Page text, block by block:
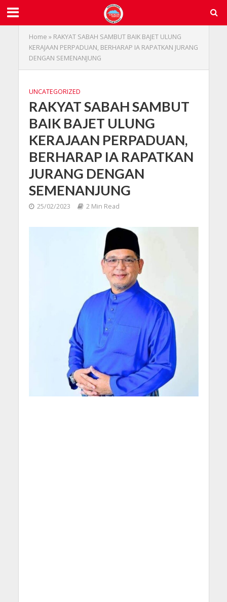
Home » RAKYAT SABAH SAMBUT BAIK BAJET ULUNG
KERAJAAN PERPADUAN, BERHARAP IA RAPATKAN JURANG
DENGAN SEMENANJUNG
UNCATEGORIZED
RAKYAT SABAH SAMBUT
BAIK BAJET ULUNG
KERAJAAN PERPADUAN,
BERHARAP IA RAPATKAN
JURANG DENGAN
SEMENANJUNG
25/02/2023 2 Min Read